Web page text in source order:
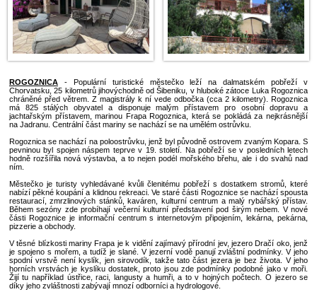
cena od:110€ cena od:
Chorvatsku, 25 kilometrů jihovýchodně od Šibeniku, v hluboké zátoce
chráněné před větrem. Z magistrály k ní vede odbočka (cca 2
má 825 stálých obyvatel a disponuje malým přístavem pro
jachtařským přístavem, marinou Frapa Rogoznica, která se pokládá
na Jadranu. Centrální část mariny se nachází se na umělém ostrůvku.
Rogoznica se nachází na poloostrůvku, jenž byl původně ostrovem
pevninou byl spojen náspem teprve v 19. století. Na pobřeží se v
hodně rozšířila nová výstavba, a to nejen podél mořského břehu, ale
ním.